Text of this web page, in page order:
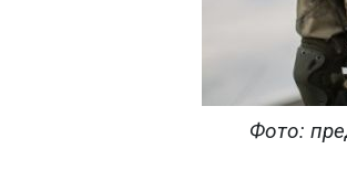
Фото: